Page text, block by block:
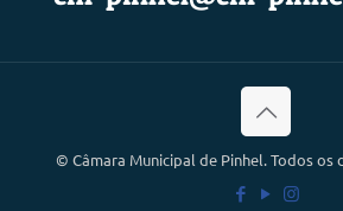
© Câmara Municipal de Pinhel. Todos